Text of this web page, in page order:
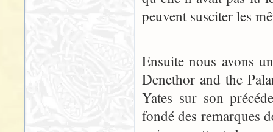
peuvent susciter les
Ensuite nous avons
Denethor and the
Yates sur son
fondé des remarques